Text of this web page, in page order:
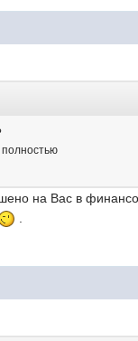
полностью
на Вас в